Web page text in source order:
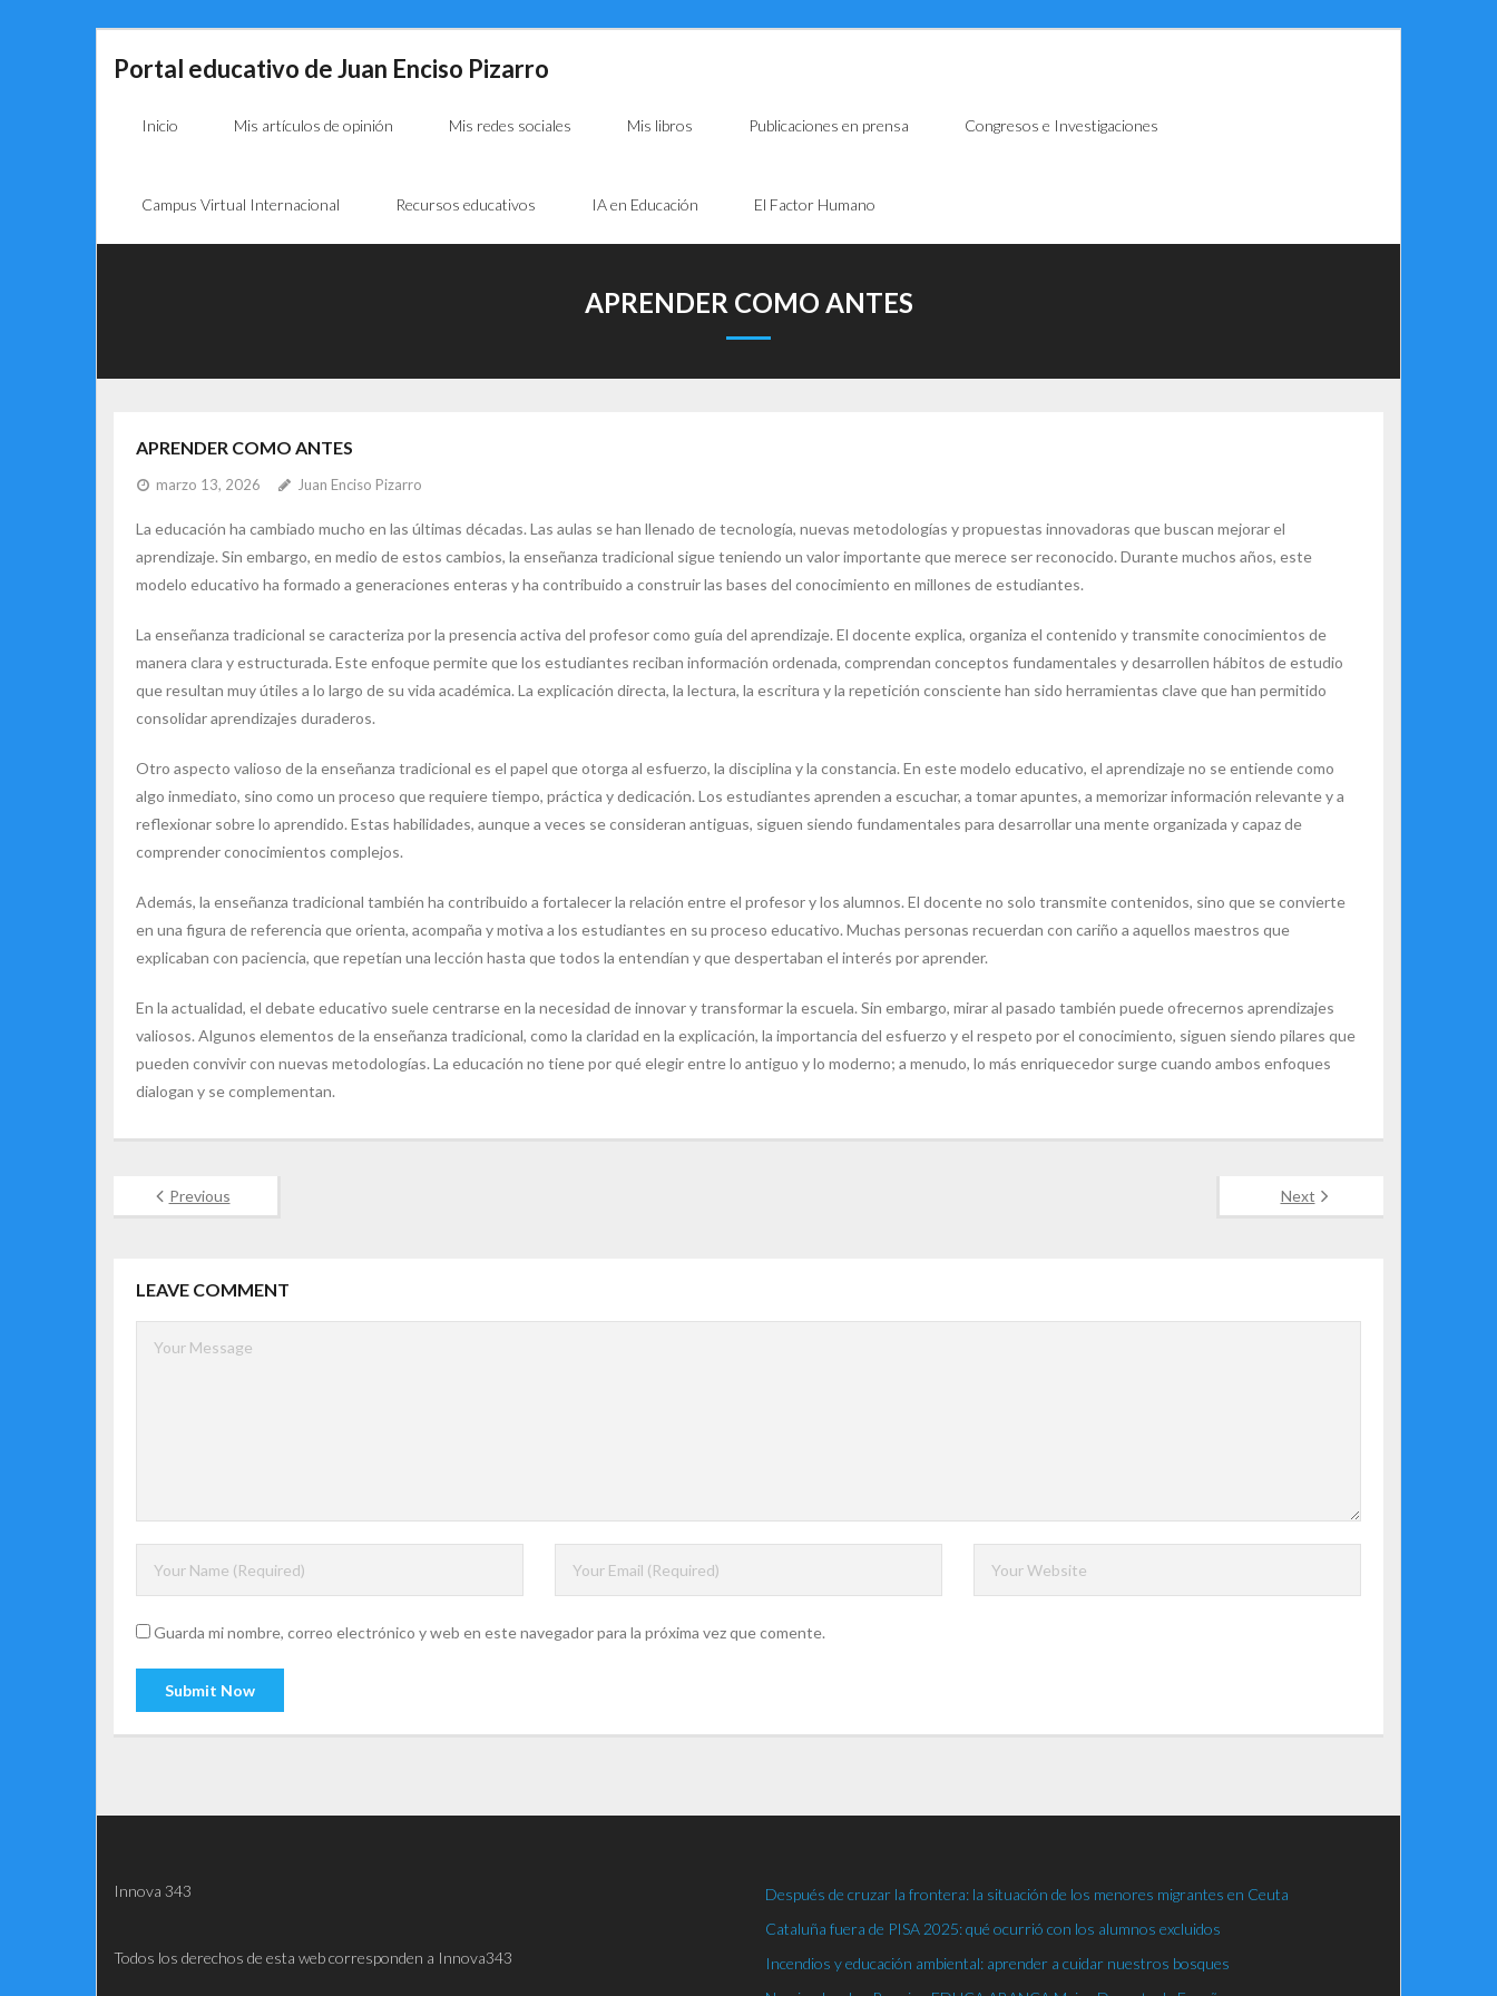
Portal educativo de Juan Enciso Pizarro
Inicio Mis artículos de opinión Mis redes sociales Mis libros Publicaciones en prensa Congresos e Investigaciones
Campus Virtual Internacional Recursos educativos IA en Educación El Factor Humano
APRENDER COMO ANTES
APRENDER COMO ANTES
marzo 13, 2026 Juan Enciso Pizarro
La educación ha cambiado mucho en las últimas décadas. Las aulas se han llenado de tecnología, nuevas metodologías y propuestas innovadoras que buscan mejorar el
aprendizaje. Sin embargo, en medio de estos cambios, la enseñanza tradicional sigue teniendo un valor importante que merece ser reconocido. Durante muchos años, este
modelo educativo ha formado a generaciones enteras y ha contribuido a construir las bases del conocimiento en millones de estudiantes.
La enseñanza tradicional se caracteriza por la presencia activa del profesor como guía del aprendizaje. El docente explica, organiza el contenido y transmite conocimientos de
manera clara y estructurada. Este enfoque permite que los estudiantes reciban información ordenada, comprendan conceptos fundamentales y desarrollen hábitos de estudio
que resultan muy útiles a lo largo de su vida académica. La explicación directa, la lectura, la escritura y la repetición consciente han sido herramientas clave que han permitido
consolidar aprendizajes duraderos.
Otro aspecto valioso de la enseñanza tradicional es el papel que otorga al esfuerzo, la disciplina y la constancia. En este modelo educativo, el aprendizaje no se entiende como
algo inmediato, sino como un proceso que requiere tiempo, práctica y dedicación. Los estudiantes aprenden a escuchar, a tomar apuntes, a memorizar información relevante y a
reflexionar sobre lo aprendido. Estas habilidades, aunque a veces se consideran antiguas, siguen siendo fundamentales para desarrollar una mente organizada y capaz de
comprender conocimientos complejos.
Además, la enseñanza tradicional también ha contribuido a fortalecer la relación entre el profesor y los alumnos. El docente no solo transmite contenidos, sino que se convierte
en una figura de referencia que orienta, acompaña y motiva a los estudiantes en su proceso educativo. Muchas personas recuerdan con cariño a aquellos maestros que
explicaban con paciencia, que repetían una lección hasta que todos la entendían y que despertaban el interés por aprender.
En la actualidad, el debate educativo suele centrarse en la necesidad de innovar y transformar la escuela. Sin embargo, mirar al pasado también puede ofrecernos aprendizajes
valiosos. Algunos elementos de la enseñanza tradicional, como la claridad en la explicación, la importancia del esfuerzo y el respeto por el conocimiento, siguen siendo pilares que
pueden convivir con nuevas metodologías. La educación no tiene por qué elegir entre lo antiguo y lo moderno; a menudo, lo más enriquecedor surge cuando ambos enfoques
dialogan y se complementan.
Previous Next
LEAVE COMMENT
Guarda mi nombre, correo electrónico y web en este navegador para la próxima vez que comente.
Innova 343
Todos los derechos de esta web corresponden a Innova343
Después de cruzar la frontera: la situación de los menores migrantes en Ceuta
Cataluña fuera de PISA 2025: qué ocurrió con los alumnos excluidos
Incendios y educación ambiental: aprender a cuidar nuestros bosques